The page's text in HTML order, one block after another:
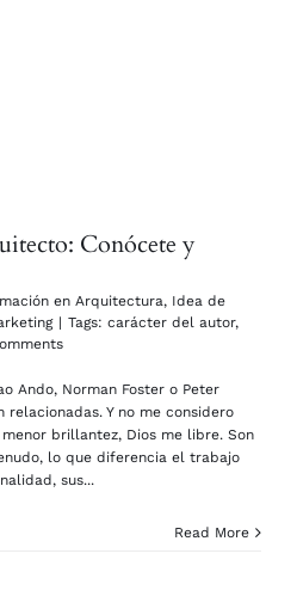
Conócete y
en Arquitectura, Idea de
| Tags: carácter del autor,
Ando, Norman Foster o Peter
Y no me considero
brillantez, Dios me libre. Son
lo que diferencia el trabajo
sus...
Read More